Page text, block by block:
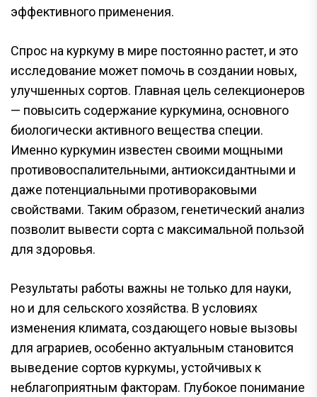
эффективного применения.
Спрос на куркуму в мире постоянно растет, и это
исследование может помочь в создании новых,
улучшенных сортов. Главная цель селекционеров
— повысить содержание куркумина, основного
биологически активного вещества специи.
Именно куркумин известен своими мощными
противовоспалительными, антиоксидантными и
даже потенциальными противораковыми
свойствами. Таким образом, генетический анализ
позволит вывести сорта с максимальной пользой
для здоровья.
Результаты работы важны не только для науки,
но и для сельского хозяйства. В условиях
изменения климата, создающего новые вызовы
для аграриев, особенно актуальным становится
выведение сортов куркумы, устойчивых к
неблагоприятным факторам. Глубокое понимание